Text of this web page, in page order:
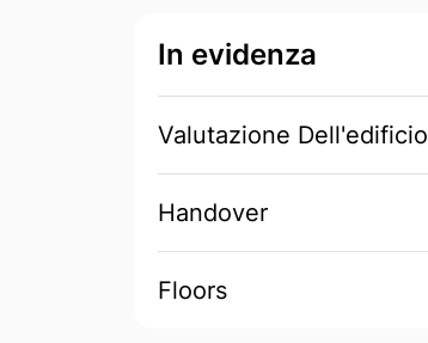
In evidenza
Valutazione Dell'edificio
Handover
Floors